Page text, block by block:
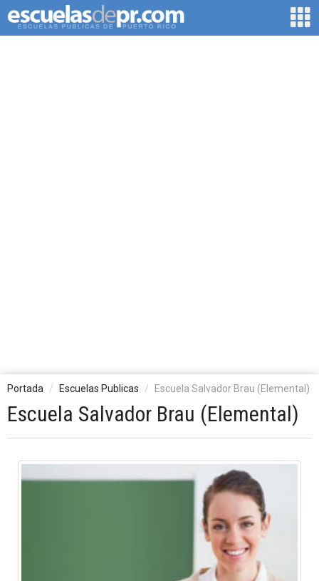
Portada Escuelas Publicas Escuela Salvador Brau (Elemental)
Escuela Salvador Brau (Elemental)